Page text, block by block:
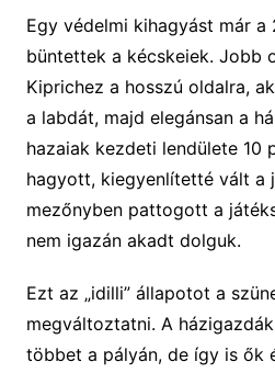
Egy védelmi kihagyást már a
büntettek a kécskeiek. Jobb
Kiprichez a hosszú oldalra,
a labdát, majd elegánsan a
hazaiak kezdeti lendülete 10
hagyott, kiegyenlítetté vált a
mezőnyben pattogott a
nem igazán akadt dolguk.
Ezt az „idilli” állapotot a
megváltoztatni. A
többet a pályán, de így is ők